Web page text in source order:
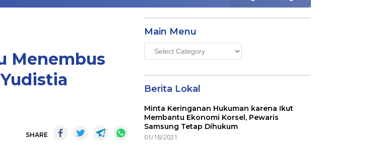
Menembus
SHARE
Main Menu
Main
Menu
Berita Lokal
Minta Keringanan Hukuman karena Ikut
Membantu Ekonomi Korsel, Pewaris
Samsung Tetap Dihukum
01/18/2021